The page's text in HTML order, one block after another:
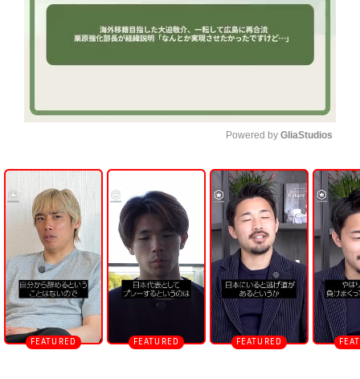
U
n
m
u
t
e
Powered by GliaStudios